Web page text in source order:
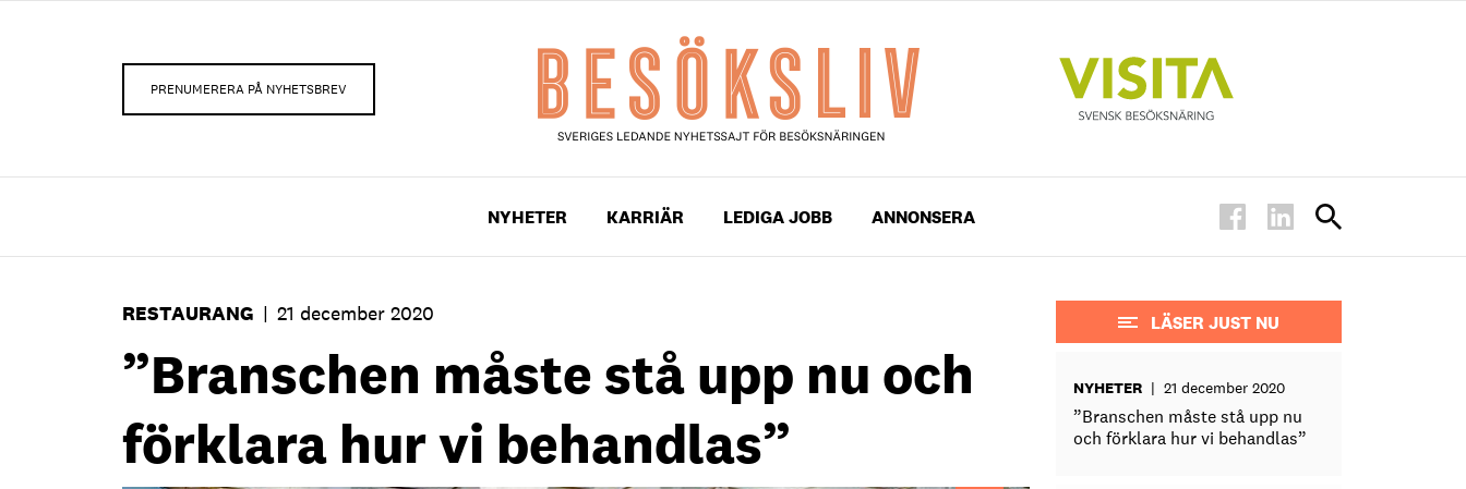
PRENUMERERA PÅ NYHETSBREV
NYHETER KARRIÄR LEDIGA JOBB ANNONSERA
RESTAURANG | 21 december 2020
”Branschen måste stå upp nu och
förklara hur vi behandlas”
LÄSER JUST NU
NYHETER | 21 december 2020
”Branschen måste stå upp nu
och förklara hur vi behandlas”